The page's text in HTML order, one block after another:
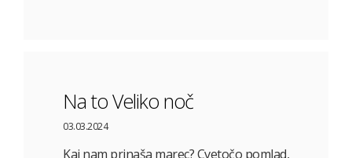
Na to Veliko noč
03.03.2024
Kaj nam prinaša marec? Cvetočo pomlad,